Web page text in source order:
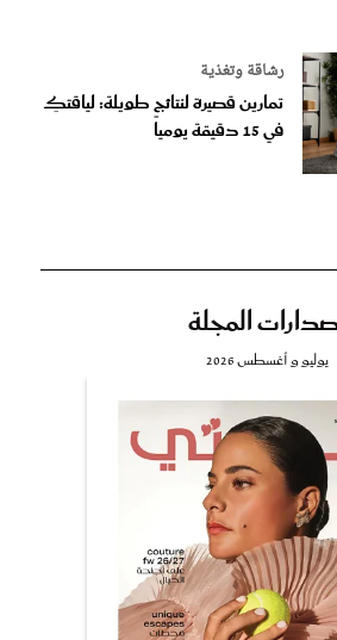
رشاقة وتغذية
تمارين قصيرة لنتائج طويلة: لياقتكِ
في 15 دقيقة يومياً
المجلة
يوليو و أغسطس 2026